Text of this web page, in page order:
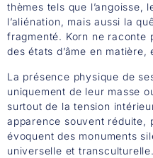
thèmes tels que l’angoisse,
l’aliénation, mais aussi la
fragmenté. Korn ne raconte
des états d’âme en
La présence physique de
uniquement de leur masse
surtout de la tension
apparence souvent réduite,
évoquent des monuments
universelle et